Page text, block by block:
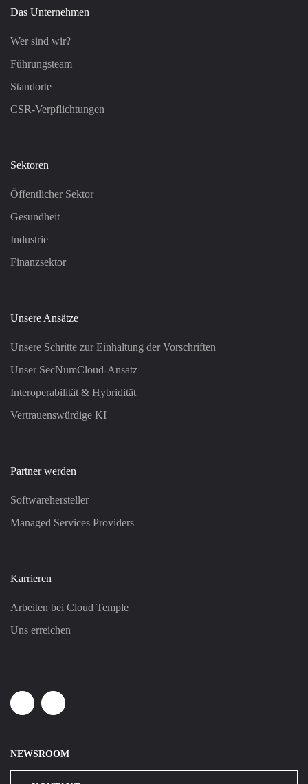
Das Unternehmen
Wer sind wir?
Führungsteam
Standorte
CSR-Verpflichtungen
Sektoren
Öffentlicher Sektor
Gesundheit
Industrie
Finanzsektor
Unsere Ansätze
Unsere Schritte zur Einhaltung der Vorschriften
Unser SecNumCloud-Ansatz
Interoperabilität & Hybridität
Vertrauenswürdige KI
Partner werden
Softwarehersteller
Managed Services Providers
Karrieren
Arbeiten bei Cloud Temple
Uns erreichen
LinkedinYoutube
NEWSROOM